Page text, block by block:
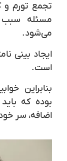
تجمع تورم
مسئله سبب
می‌شود.
ایجاد بینی
است.
بنابراین
بوده که
اضافه، سر خود